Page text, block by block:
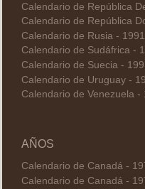
Calendario de República
Calendario de República
Calendario de Rusia - 1991
Calendario de Sudáfrica -
Calendario de Suecia -
Calendario de Uruguay -
Calendario de Venezuela -
AÑOS
Calendario de Canadá -
Calendario de Canadá -